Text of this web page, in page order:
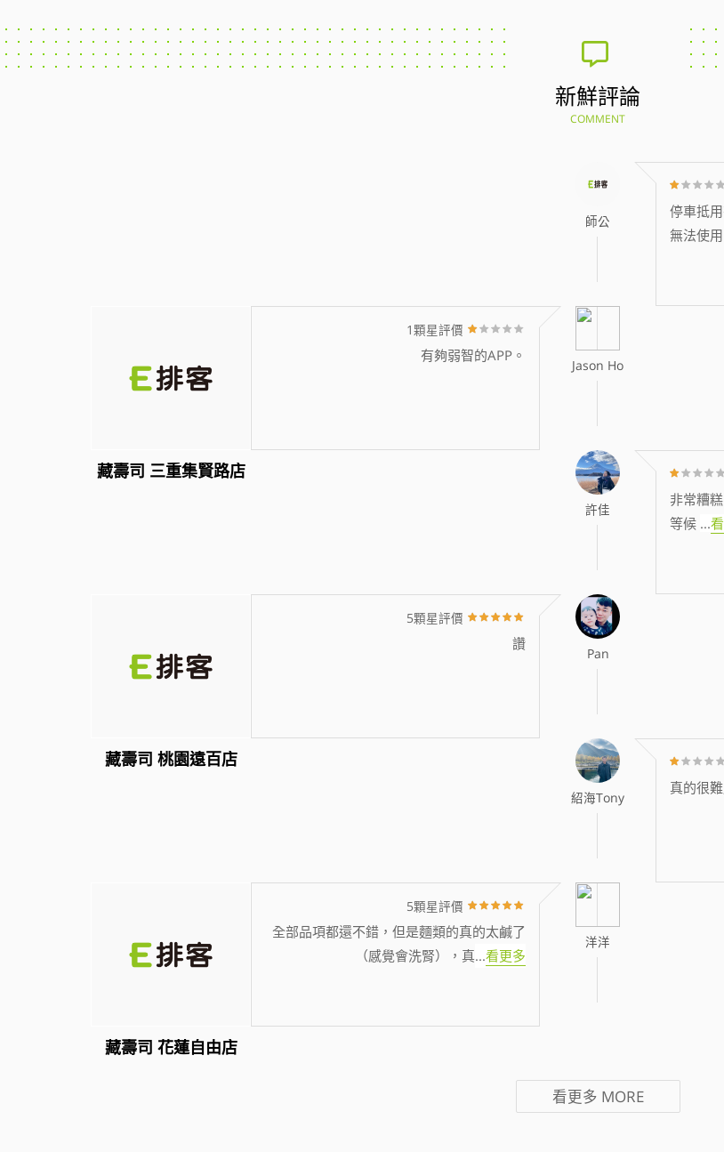
新鮮評論
COMMENT
師公
停車抵
無法使
Jason Ho
1顆星評價
有夠弱智的APP。
藏壽司 三重集賢路店
許佳
非常糟
等候 ...
Pan
5顆星評價
讚
藏壽司 桃園遠百店
紹海Tony
真的很
洋洋
5顆星評價
全部品項都還不錯，但是麵類的真的太鹹了
（感覺會洗腎），真...看更多
藏壽司 花蓮自由店
看更多 MORE